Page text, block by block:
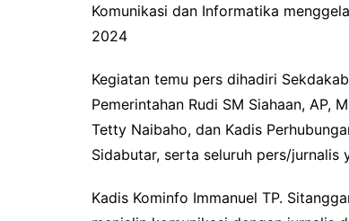
k
Komunikasi dan Informatika
2024
Kegiatan temu pers dihadiri
Pemerintahan Rudi SM Siahaan, AP,
Tetty Naibaho, dan Kadis
Sidabutar, serta seluruh pers/
Kadis Kominfo Immanuel TP.